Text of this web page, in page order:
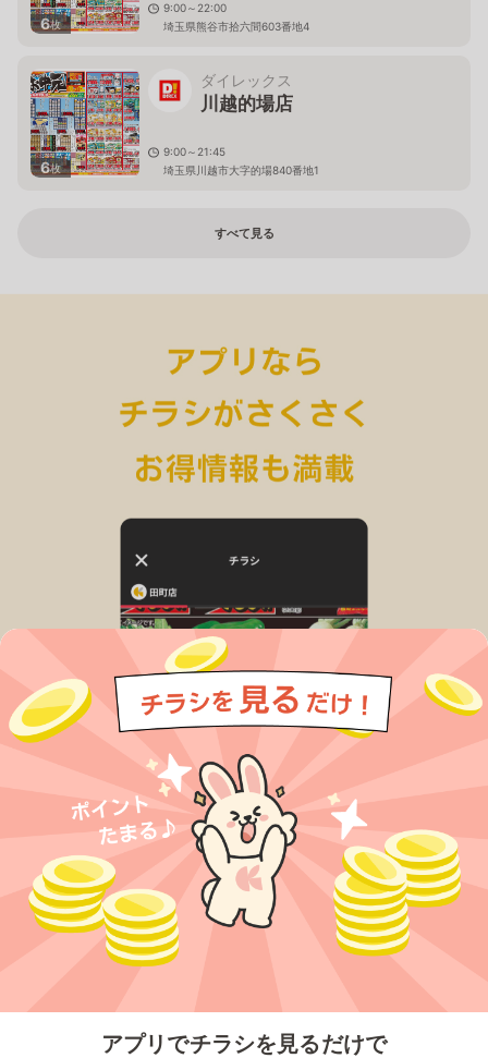
アプリでチラシを見るだけで
6枚
9:00～22:00
埼玉県熊谷市拾六間603番地4
6枚
ダイレックス
川越的場店
9:00～21:45
埼玉県川越市大字的場840番地1
すべて見る